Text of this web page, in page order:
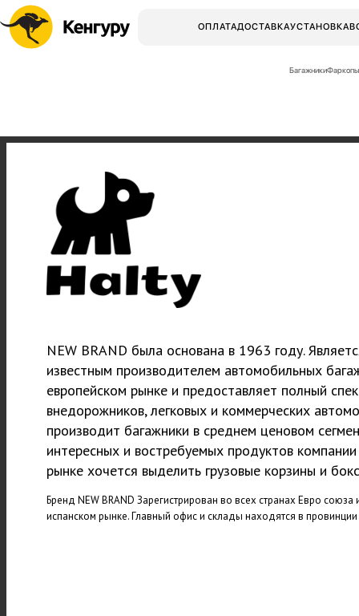
ОПЛАТАДОСТАВКАУСТАНОВКА
БагажникиФаркопы
NEW BRAND была основана в 1963 году.
известным производителем автомобильных
европейском рынке и предоставляет полный
внедорожников, легковых и коммерческих
производит багажники в среднем ценовом
интересных и востребуемых продуктов
рынке хочется выделить грузовые корзины и
Бренд NEW BRAND Зарегистрирован во всех странах Евро
испанском рынке. Главный офис и склады находятся в